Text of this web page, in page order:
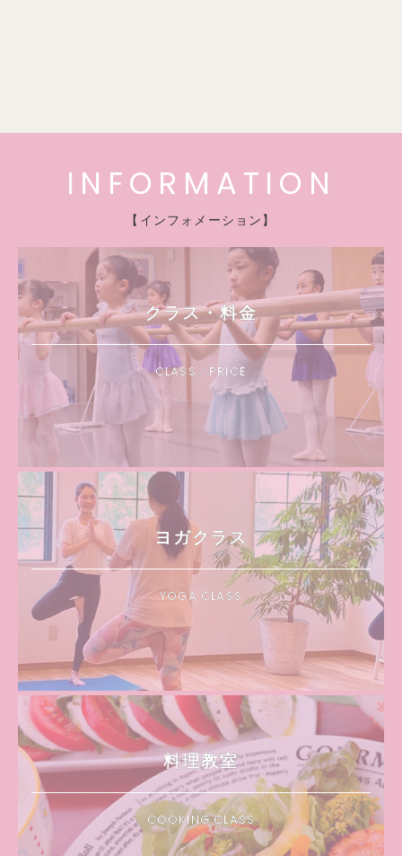
INFORMATION
【インフォメーション】
クラス・料金
CLASS／PRICE
ヨガクラス
YOGA CLASS
料理教室
COOKING CLASS